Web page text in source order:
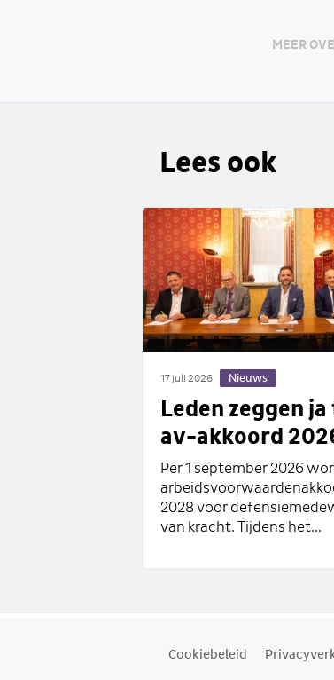
MEER
Lees ook
17 juli 2026 Nieuws
Leden zeggen
av-akkoord
Per 1 september 2026
2028 voor
van kracht. Tijdens het...
Cookiebeleid